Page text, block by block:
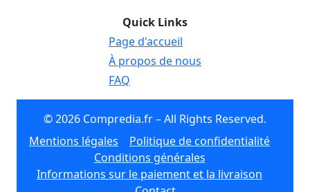
Quick Links
Page d'accueil
À propos de nous
FAQ
© 2026 Compredia.fr – All Rights Reserved.
Mentions légales
Politique de confidentialité
Conditions générales
Informations sur le paiement et la livraison